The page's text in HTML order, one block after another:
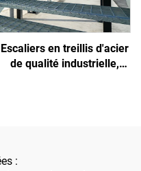
d'énergie
Escaliers en treillis d'acier
de qualité industrielle,
: